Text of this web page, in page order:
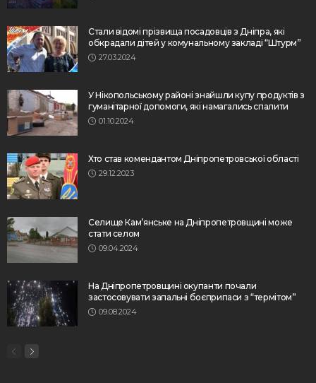
Стали відомі прізвища посадовців з Дніпра, які
обкрадали дітей у комунальному закладі “Штурм”
27.03.2024
У Нікопольському районі знайшли купу продуктів з
гуманітарної допомоги, які намагались спалити
01.10.2024
Хто став комендантом Дніпропетровської області
29.12.2023
Селище Кам’янське на Дніпропетровщині може
стати селом
09.04.2024
На Дніпропетровщині окупанти почали
застосовувати запальні боєприпаси з “термітом”
09.08.2024